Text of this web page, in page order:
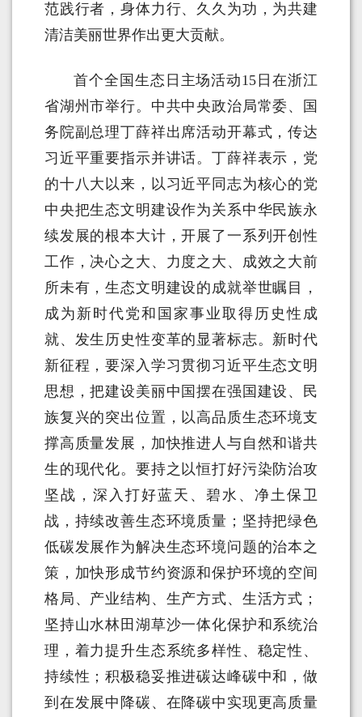
范践行者，身体力行、久久为功，为共建
清洁美丽世界作出更大贡献。
首个全国生态日主场活动15日在浙江
省湖州市举行。中共中央政治局常委、国
务院副总理丁薛祥出席活动开幕式，传达
习近平重要指示并讲话。丁薛祥表示，党
的十八大以来，以习近平同志为核心的党
中央把生态文明建设作为关系中华民族永
续发展的根本大计，开展了一系列开创性
工作，决心之大、力度之大、成效之大前
所未有，生态文明建设的成就举世瞩目，
成为新时代党和国家事业取得历史性成
就、发生历史性变革的显著标志。新时代
新征程，要深入学习贯彻习近平生态文明
思想，把建设美丽中国摆在强国建设、民
族复兴的突出位置，以高品质生态环境支
撑高质量发展，加快推进人与自然和谐共
生的现代化。要持之以恒打好污染防治攻
坚战，深入打好蓝天、碧水、净土保卫
战，持续改善生态环境质量；坚持把绿色
低碳发展作为解决生态环境问题的治本之
策，加快形成节约资源和保护环境的空间
格局、产业结构、生产方式、生活方式；
坚持山水林田湖草沙一体化保护和系统治
理，着力提升生态系统多样性、稳定性、
持续性；积极稳妥推进碳达峰碳中和，做
到在发展中降碳、在降碳中实现更高质量